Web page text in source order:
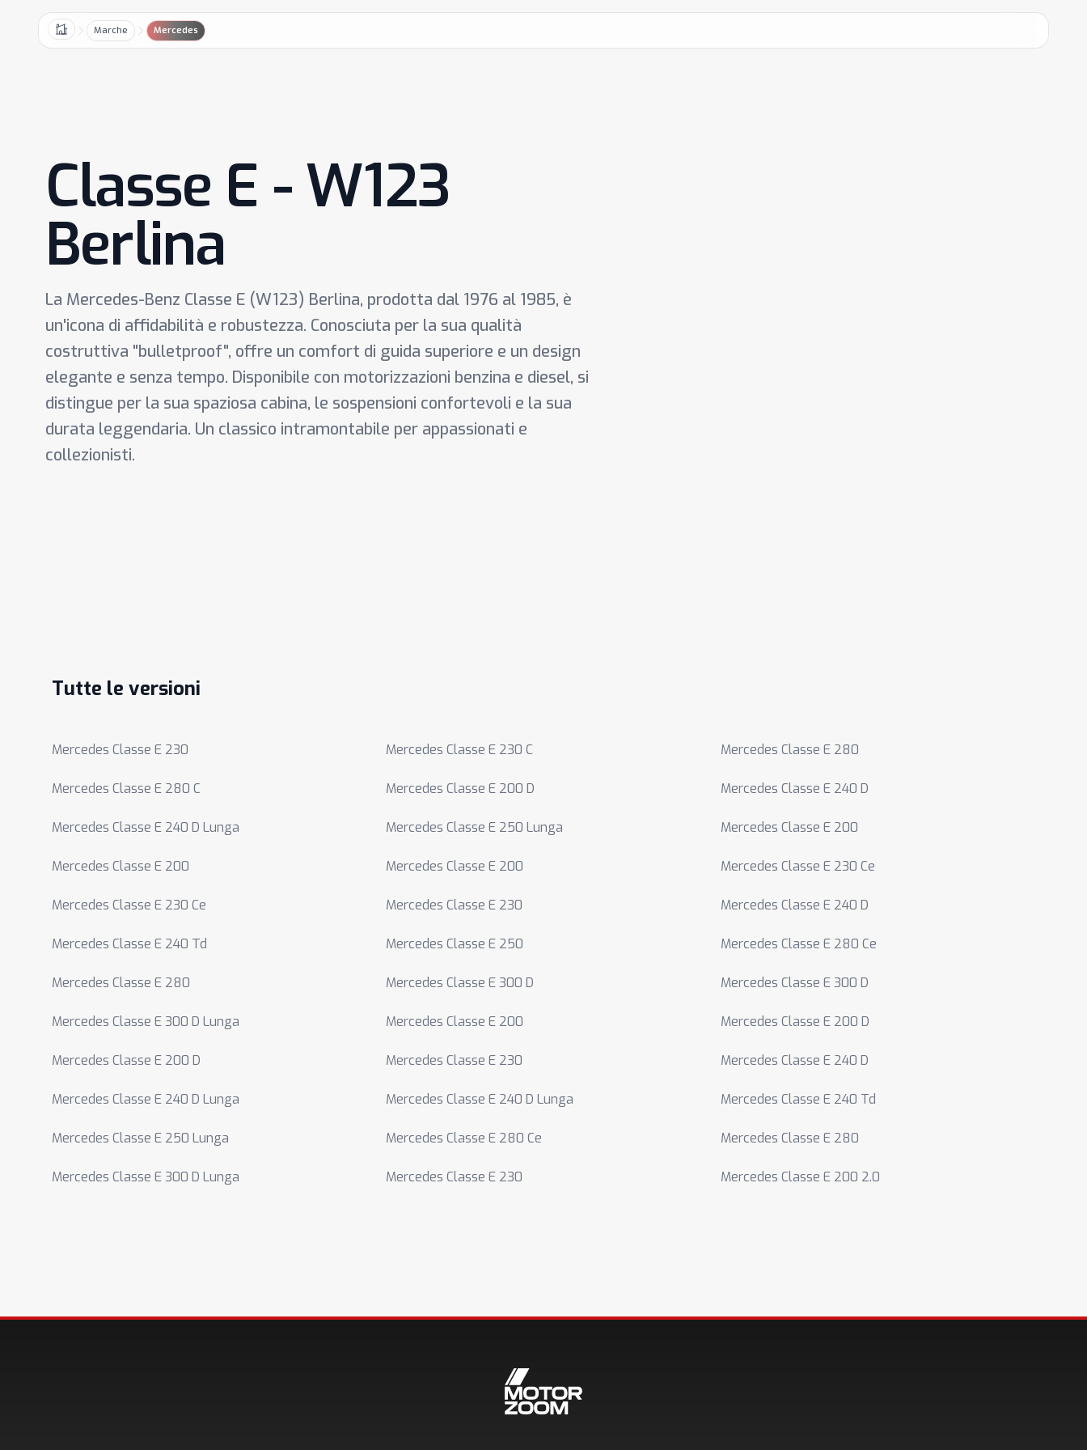
Home Marche Mercedes
Classe E - W123
Berlina
La Mercedes-Benz Classe E (W123) Berlina, prodotta dal 1976 al 1985, è
un'icona di affidabilità e robustezza. Conosciuta per la sua qualità
costruttiva "bulletproof", offre un comfort di guida superiore e un design
elegante e senza tempo. Disponibile con motorizzazioni benzina e diesel, si
distingue per la sua spaziosa cabina, le sospensioni confortevoli e la sua
durata leggendaria. Un classico intramontabile per appassionati e
collezionisti.
Tutte le versioni
Mercedes Classe E 230 Mercedes Classe E 230 C Mercedes Classe E 280
Mercedes Classe E 280 C Mercedes Classe E 200 D Mercedes Classe E 240 D
Mercedes Classe E 240 D Lunga Mercedes Classe E 250 Lunga Mercedes Classe E 200
Mercedes Classe E 200 Mercedes Classe E 200 Mercedes Classe E 230 Ce
Mercedes Classe E 230 Ce Mercedes Classe E 230 Mercedes Classe E 240 D
Mercedes Classe E 240 Td Mercedes Classe E 250 Mercedes Classe E 280 Ce
Mercedes Classe E 280 Mercedes Classe E 300 D Mercedes Classe E 300 D
Mercedes Classe E 300 D Lunga Mercedes Classe E 200 Mercedes Classe E 200 D
Mercedes Classe E 200 D Mercedes Classe E 230 Mercedes Classe E 240 D
Mercedes Classe E 240 D Lunga Mercedes Classe E 240 D Lunga Mercedes Classe E 240 Td
Mercedes Classe E 250 Lunga Mercedes Classe E 280 Ce Mercedes Classe E 280
Mercedes Classe E 300 D Lunga Mercedes Classe E 230 Mercedes Classe E 200 2.0